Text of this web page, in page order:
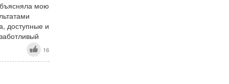
мою
доступные и
16